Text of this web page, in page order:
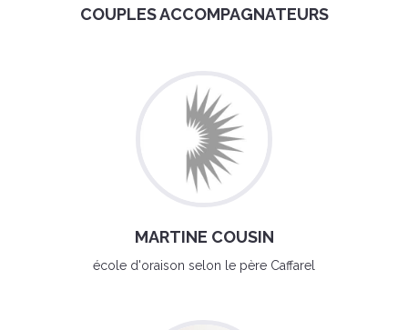
COUPLES ACCOMPAGNATEURS
MARTINE COUSIN
école d'oraison selon le père Caffarel